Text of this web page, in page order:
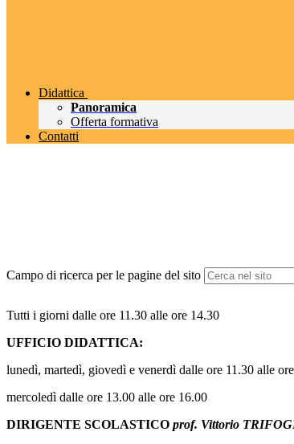
Didattica
Panoramica
Offerta formativa
Contatti
Campo di ricerca per le pagine del sito
Tutti i giorni dalle ore 11.30 alle ore 14.30
UFFICIO DIDATTICA:
lunedì, martedì, giovedì e venerdì dalle ore 11.30 alle
mercoledì dalle ore 13.00 alle ore 16.00
DIRIGENTE SCOLASTICO prof. Vittorio